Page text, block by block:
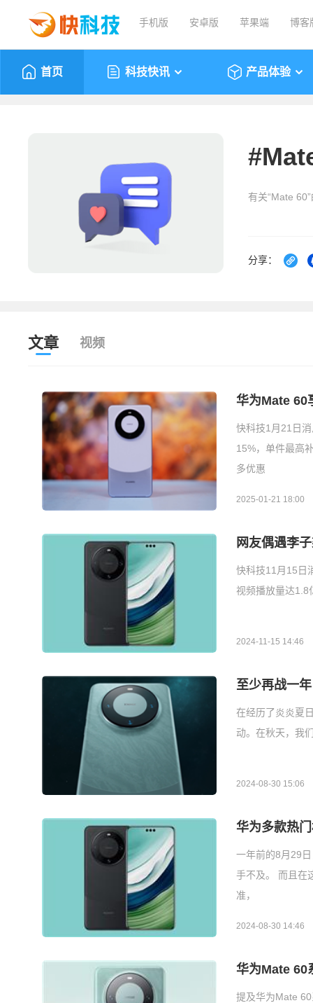
手机版 安卓版 苹果端 博客
首页 科技快讯 产品体验
#
有关“Mate
分享：
文章 视频
华为Mate 60
快科技1月21日
15%，单件最高
多优惠
2025-01-21 18:00
网友偶遇李
快科技11月15日
视频播放量达1.8
2024-11-15 14:46
至少再战一
在经历了炎炎夏
动。在秋天，我
2024-08-30 15:06
华为多款热
一年前的8月29
手不及。 而且在
准，
2024-08-30 14:46
华为Mate 60
提及华为Mate